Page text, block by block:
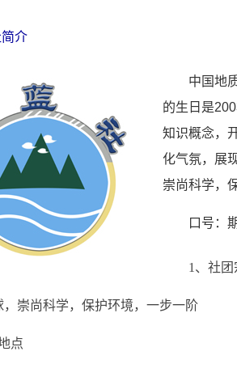
简介
中国地
的生日是
知识概念，
化气氛，展
崇尚科学，
口号：
1、社团
，崇尚科学，保护环境，一步一阶
点